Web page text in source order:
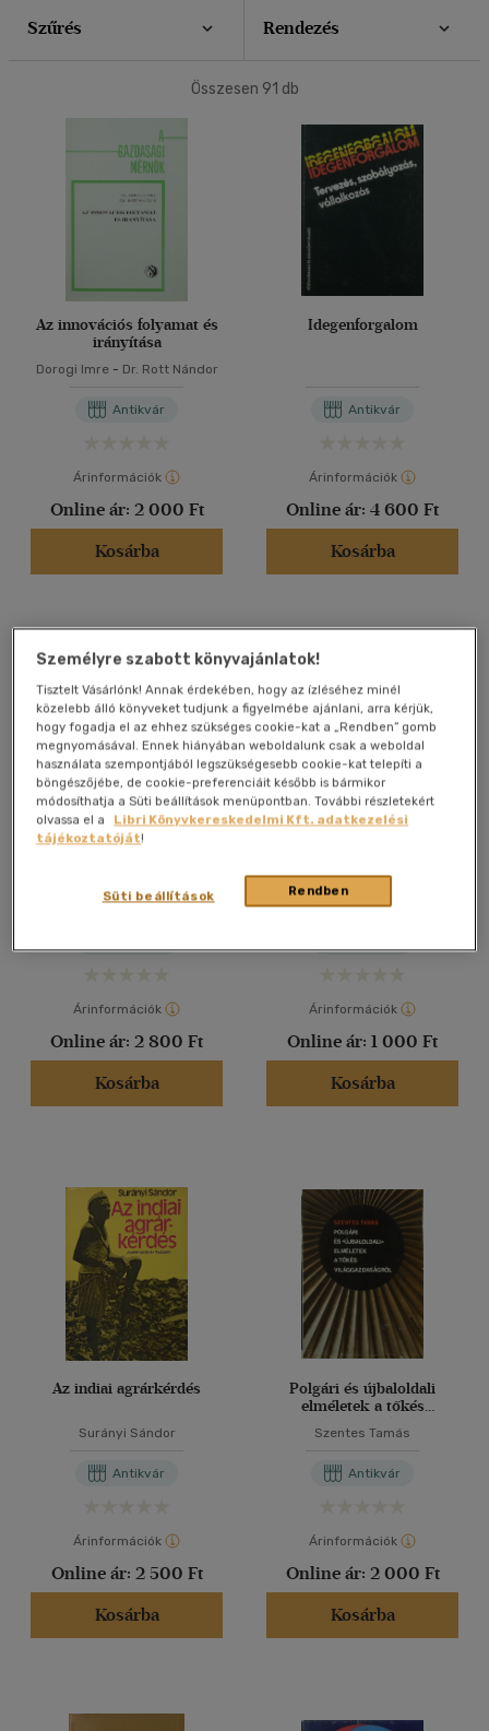
500 Ft - 2500 Ft
Korosztály szerint
Ifjúsági(10)
(462)
Nyelv szerint
Magyar(456)
Vélemény szerint
(10)
(10)
(1)
(3)
(461)
Szűrés Rendezés
40 db / oldal
Összesen 91 db
Az innovációs folyamat és
irányítása
Dorogi Imre- Dr. Rott Nándor
Antikvár
Árinformációk
Online ár: 2 000 Ft
Kosárba
Idegenforgalom
Antikvár
Árinformációk
Online ár: 4 600 Ft
Kosárba
Dr. Fáy Barnabás-Kocsis
Árinformációk
Online ár: 2 800 Ft
Kosárba
történelemben
Árinformációk
Online ár: 1 000 Ft
Kosárba
Az indiai agrárkérdés
Surányi Sándor
Antikvár
Árinformációk
Online ár: 2 500 Ft
Kosárba
Polgári és újbaloldali
elméletek a tőkés
Szentes Tamás
Antikvár
Árinformációk
Online ár: 2 000 Ft
Kosárba
Személyre szabott könyvajánlatok!
Tisztelt Vásárlónk! Annak érdekében, hogy az ízléséhez minél
közelebb álló könyveket tudjunk a figyelmébe ajánlani, arra kérjük,
hogy fogadja el az ehhez szükséges cookie-kat a „Rendben” gomb
megnyomásával. Ennek hiányában weboldalunk csak a weboldal
használata szempontjából legszükségesebb cookie-kat telepíti a
böngészőjébe, de cookie-preferenciáit később is bármikor
módosíthatja a Süti beállítások menüpontban. További részletekért
olvassa el a
Libri Könyvkereskedelmi Kft. adatkezelési
tájékoztatóját!
Rendben
Süti beállítások